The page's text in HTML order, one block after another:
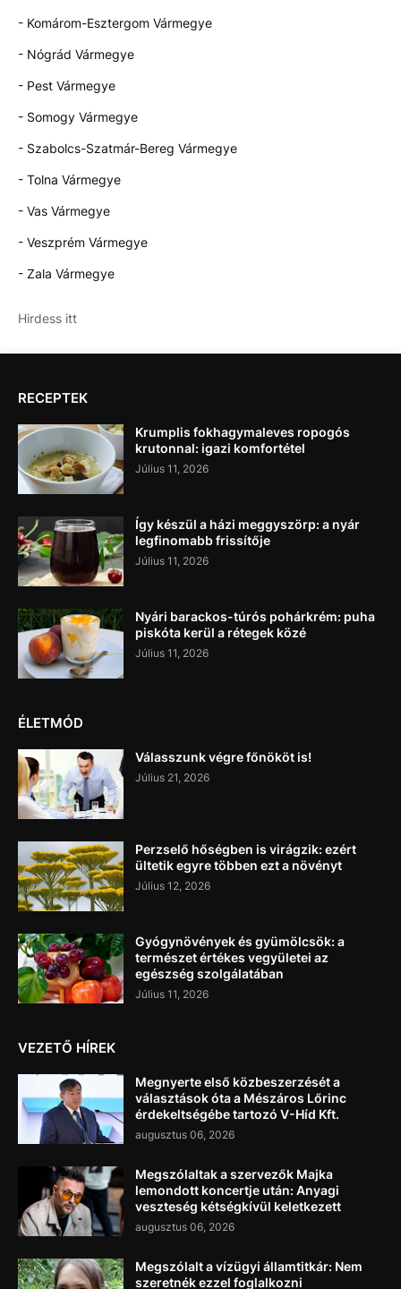
- Komárom-Esztergom Vármegye
- Nógrád Vármegye
- Pest Vármegye
- Somogy Vármegye
- Szabolcs-Szatmár-Bereg Vármegye
- Tolna Vármegye
- Vas Vármegye
- Veszprém Vármegye
- Zala Vármegye
Hirdess itt
RECEPTEK
Krumplis fokhagymaleves ropogós
krutonnal: igazi komfortétel
Július 11, 2026
Így készül a házi meggyszörp: a nyár
legfinomabb frissítője
Július 11, 2026
Nyári barackos-túrós pohárkrém: puha
piskóta kerül a rétegek közé
Július 11, 2026
ÉLETMÓD
Válasszunk végre főnököt is!
Július 21, 2026
Perzselő hőségben is virágzik: ezért
ültetik egyre többen ezt a növényt
Július 12, 2026
Gyógynövények és gyümölcsök: a
természet értékes vegyületei az
egészség szolgálatában
Július 11, 2026
VEZETŐ HÍREK
Megnyerte első közbeszerzését a
választások óta a Mészáros Lőrinc
érdekeltségébe tartozó V-Híd Kft.
augusztus 06, 2026
Megszólaltak a szervezők Majka
lemondott koncertje után: Anyagi
veszteség kétségkívül keletkezett
augusztus 06, 2026
Megszólalt a vízügyi államtitkár: Nem
szeretnék ezzel foglalkozni